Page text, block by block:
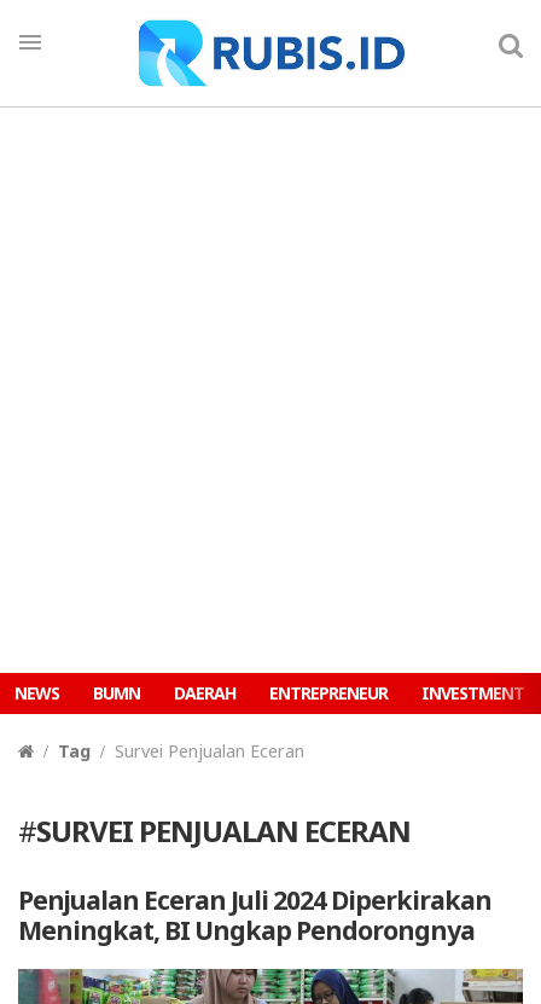
NEWS BUMN DAERAH ENTREPRENEUR INVESTMENT
Tag Survei Penjualan Eceran
#SURVEI PENJUALAN ECERAN
Penjualan Eceran Juli 2024 Diperkirakan
Meningkat, BI Ungkap Pendorongnya